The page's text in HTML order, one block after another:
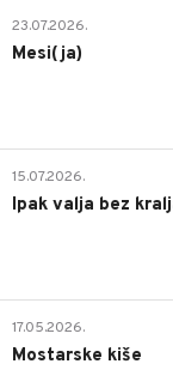
23.07.2026.
Mesi(ja)
15.07.2026.
Ipak valja bez
17.05.2026.
Mostarske kiše